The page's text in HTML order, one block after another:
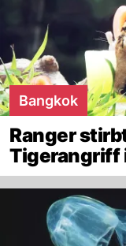
Bangkok
Ranger
Tigerangriff